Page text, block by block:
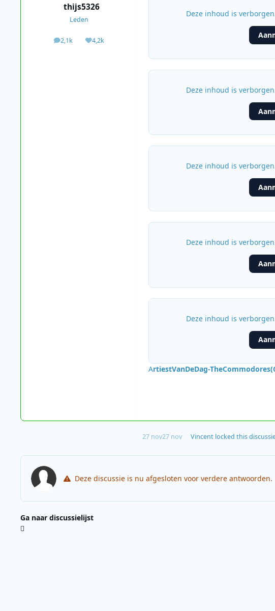
thijs5326
Leden
2,1k
berichten4,2k
Waardering
Deze inhoud is
Deze inhoud is
Deze inhoud is
Deze inhoud is
Deze inhoud is
ArtiestVanDeDag-
27 nov27 nov Vincent locked this
Deze discussie is nu afgesloten voor verdere antwoorden.
Ga naar discussielijst